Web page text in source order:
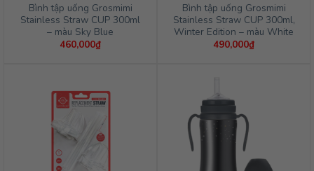
Bình tập uống Grosmimi
Stainless Straw CUP 300ml
– màu Sky Blue
460,000₫
Bình tập uống Grosmimi
Stainless Straw CUP 300ml,
Winter Edition – màu White
490,000₫